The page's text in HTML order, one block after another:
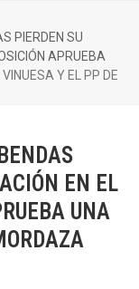
PIERDEN SU
APRUEBA
VINUESA Y EL PP DE
EN EL
UNA